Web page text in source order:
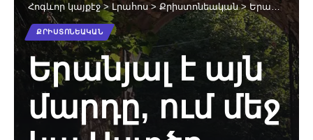
Հոգևոր կայքէջ> Լրահոս> Քրիստոնեական> Երանյալ է այն մարդը, ում մեջ կա Աստծո սերը․ Սուրբ Եփրեմ Ասորի
ՔՐԻՍՏՈՆԵԱԿԱՆ
Երանյալ է այն
մարդը, ում մեջ